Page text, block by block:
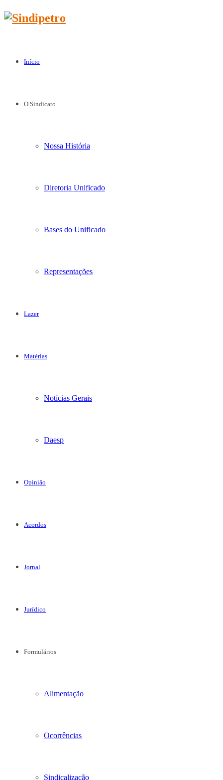
Início
O Sindicato
Nossa História
Diretoria Unificado
Bases do Unificado
Representações
Lazer
Matérias
Notícias Gerais
Daesp
Opinião
Acordos
Jornal
Jurídico
Formulários
Alimentação
Ocorrências
Sindicalização